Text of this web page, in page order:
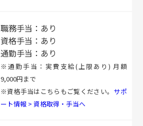
職務手当：あり
資格手当：あり
通勤手当：あり
※通勤手当：実費支給(上限あり) 月額
9,000円まで
※資格手当はこちらもご覧ください。 サポ
ート情報 > 資格取得・手当へ